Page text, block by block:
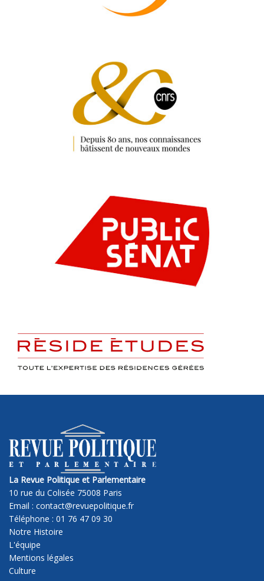
La Revue Politique et Parlementaire
10 rue du Colisée 75008 Paris
Email : contact@revuepolitique.fr
Téléphone : 01 76 47 09 30
Notre Histoire
L'équipe
Mentions légales
Culture